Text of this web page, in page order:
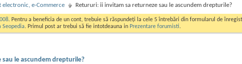
electronic, e-Commerce Retururi: ii invitam sa returneze sau le ascundem drepturile?
. Pentru a beneficia de un cont, trebuie să răspundeți la cele 5 întrebări din formularul de
Seopedia. Primul post ar trebui să fie intotdeauna in Prezentare forumisti.
le ascundem drepturile?